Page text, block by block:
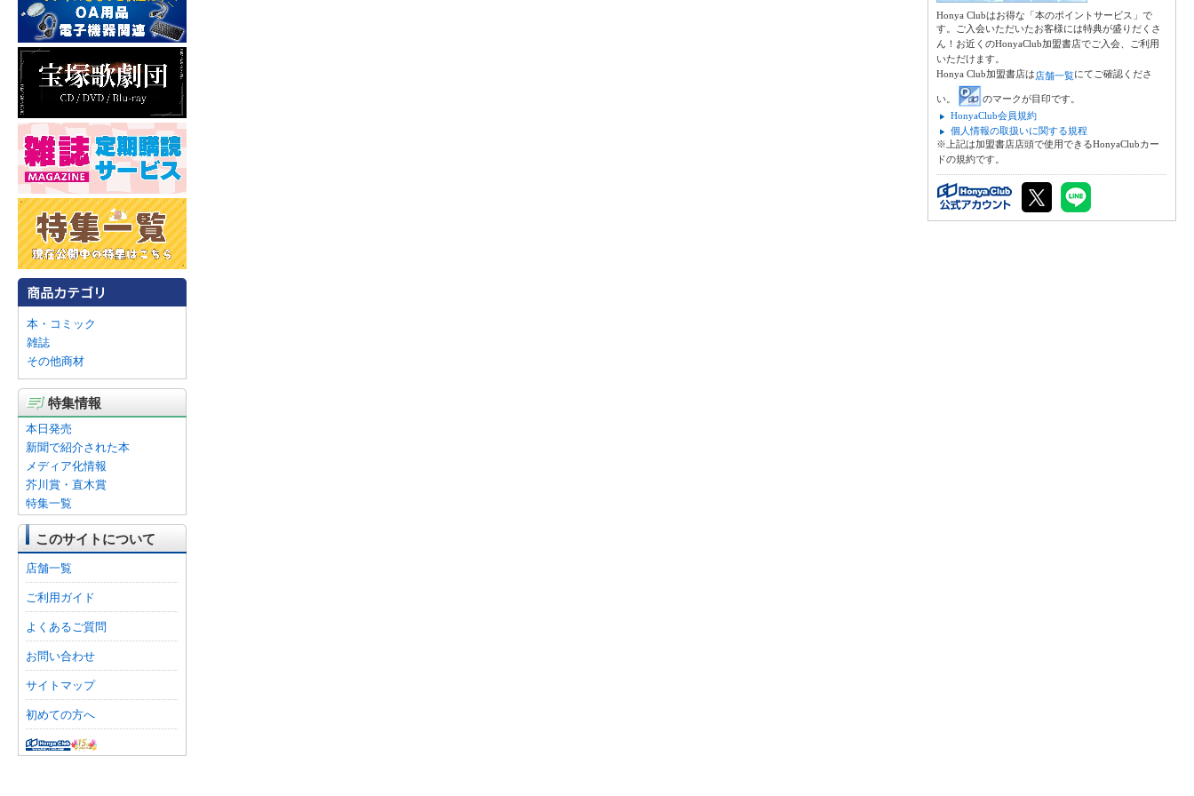
本・コミック
雑誌
その他商材
特集情報
本日発売
新聞で紹介された本
メディア化情報
芥川賞・直木賞
特集一覧
このサイトについて
店舗一覧
ご利用ガイド
よくあるご質問
お問い合わせ
サイトマップ
初めての方へ
Honya Clubはお得な「本のポイントサービス」で
す。ご入会いただいたお客様には特典が盛りだくさ
ん！お近くのHonyaClub加盟書店でご入会、ご利用
いただけます。
Honya Club加盟書店は店舗一覧にてご確認くださ
い。
のマークが目印です。
HonyaClub会員規約
個人情報の取扱いに関する規程
※上記は加盟書店店頭で使用できるHonyaClubカー
ドの規約です。